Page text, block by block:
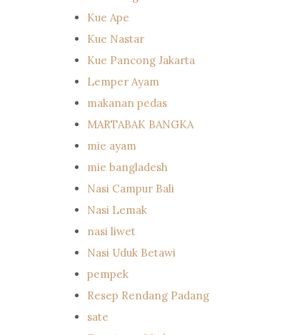
Kue Ape
Kue Nastar
Kue Pancong Jakarta
Lemper Ayam
makanan pedas
MARTABAK BANGKA
mie ayam
mie bangladesh
Nasi Campur Bali
Nasi Lemak
nasi liwet
Nasi Uduk Betawi
pempek
Resep Rendang Padang
sate